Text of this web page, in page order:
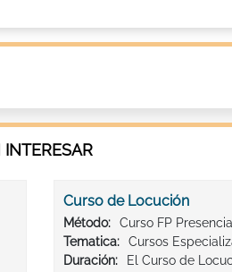
Curso de Locución
Método:
Curso FP
Tematica:
Cursos
Duración:
El Curso de